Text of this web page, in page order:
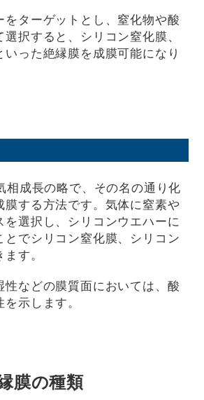
をターゲットとし、窒化物や酸
択すると、シリコン窒化膜、
いった絶縁膜を成膜可能になり
相成長の略で、その名の通り化
膜する方法です。気体に窒素や
を選択し、シリコンウエハーに
とでシリコン窒化膜、シリコン
す。
性などの膜質面においては、酸
示します。
膜の種類